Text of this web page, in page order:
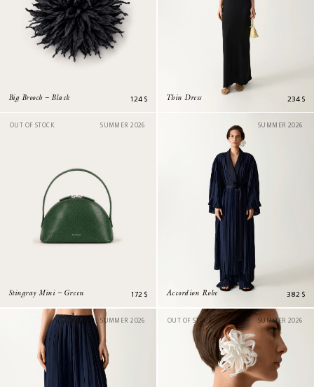
Big Brooch – Black 124 $ Thin Dress 234 $
OUT OF STOCK SUMMER 2026
Stingray Mini – Green 172 $
SUMMER 2026
Accordion Robe 382 $
SUMMER 2026 OUT OF STOCK SUMMER 2026